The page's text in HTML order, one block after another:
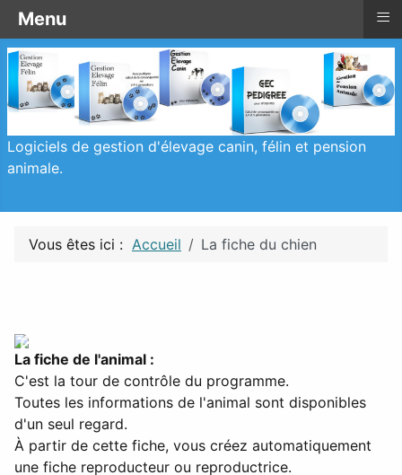
Logiciels de gestion d'élevage canin, félin et pension
animale.
Vous êtes ici : Accueil La fiche du chien
La fiche de l'animal :
C'est la tour de contrôle du programme.
Toutes les informations de l'animal sont disponibles
d'un seul regard.
À partir de cette fiche, vous créez automatiquement
une fiche reproducteur ou reproductrice.
Menu ≡
La fiche du chien ≡
Menu ≡
Menu ≡